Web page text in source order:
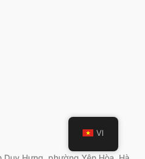
VI